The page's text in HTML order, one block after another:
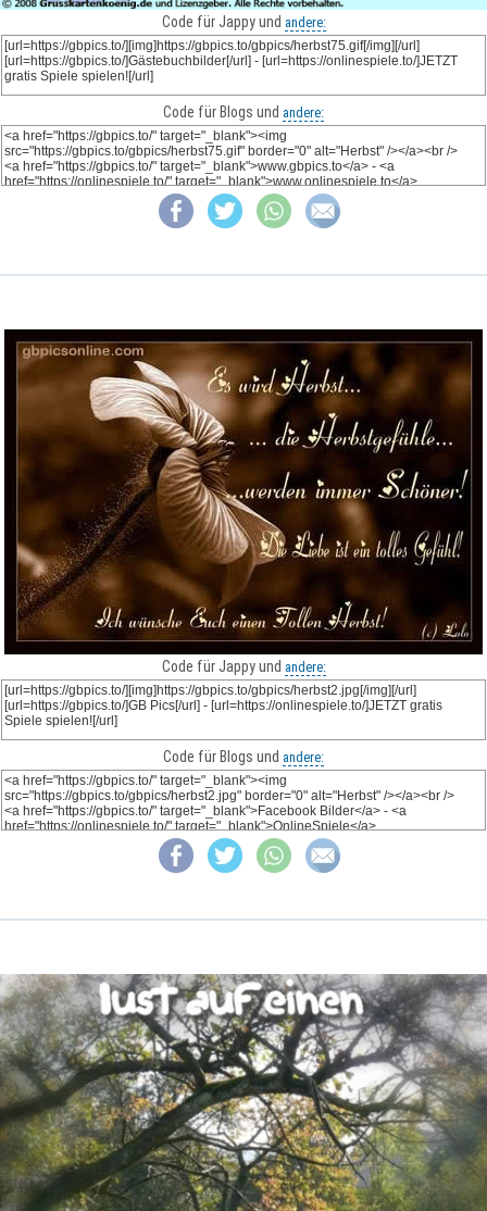
Code für Jappy und andere:
Code für Blogs und andere:
Code für Jappy und andere:
Code für Blogs und andere: